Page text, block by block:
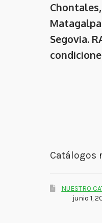
Segovia.
Catálogos
NUESTRO
junio 1,